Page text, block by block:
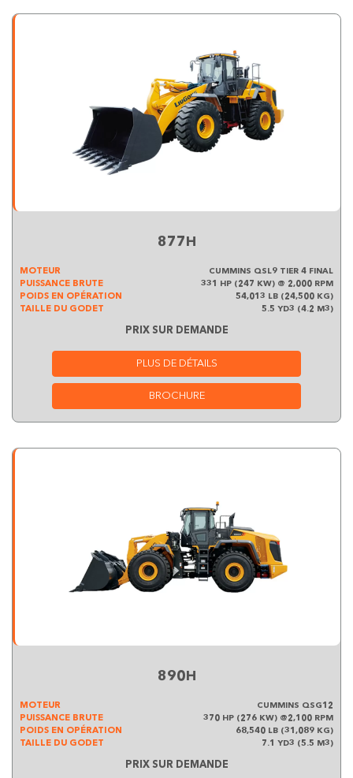
877H
MOTEUR
CUMMINS QSL9 TIER 4 FINAL
PUISSANCE BRUTE
331 HP (247 KW) @ 2,000 RPM
POIDS EN OPÉRATION
54,013 LB (24,500 KG)
TAILLE DU GODET
5.5 YD3 (4.2 M3)
PRIX SUR DEMANDE
PLUS DE DÉTAILS
BROCHURE
890H
MOTEUR
CUMMINS QSG12
PUISSANCE BRUTE
370 HP (276 KW) @2,100 RPM
POIDS EN OPÉRATION
68,540 LB (31,089 KG)
TAILLE DU GODET
7.1 YD3 (5.5 M3)
PRIX SUR DEMANDE